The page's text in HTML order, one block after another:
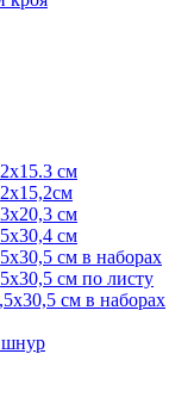
см
см
см
см в наборах
см по листу
см в наборах
шнур